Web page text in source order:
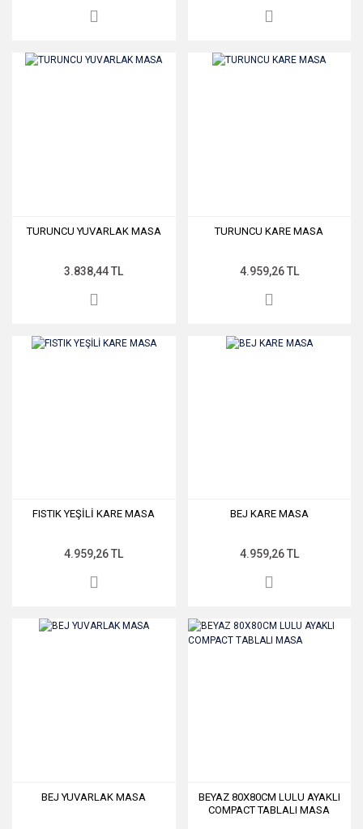
TURUNCU YUVARLAK MASA
3.838,44 TL
TURUNCU KARE MASA
4.959,26 TL
FISTIK YEŞİLİ KARE MASA
4.959,26 TL
BEJ KARE MASA
4.959,26 TL
BEJ YUVARLAK MASA
BEYAZ 80X80CM LULU AYAKLI
COMPACT TABLALI MASA